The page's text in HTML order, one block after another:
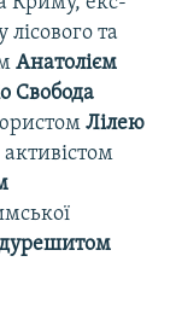
та
Анатолієм
Свобода
Лілею